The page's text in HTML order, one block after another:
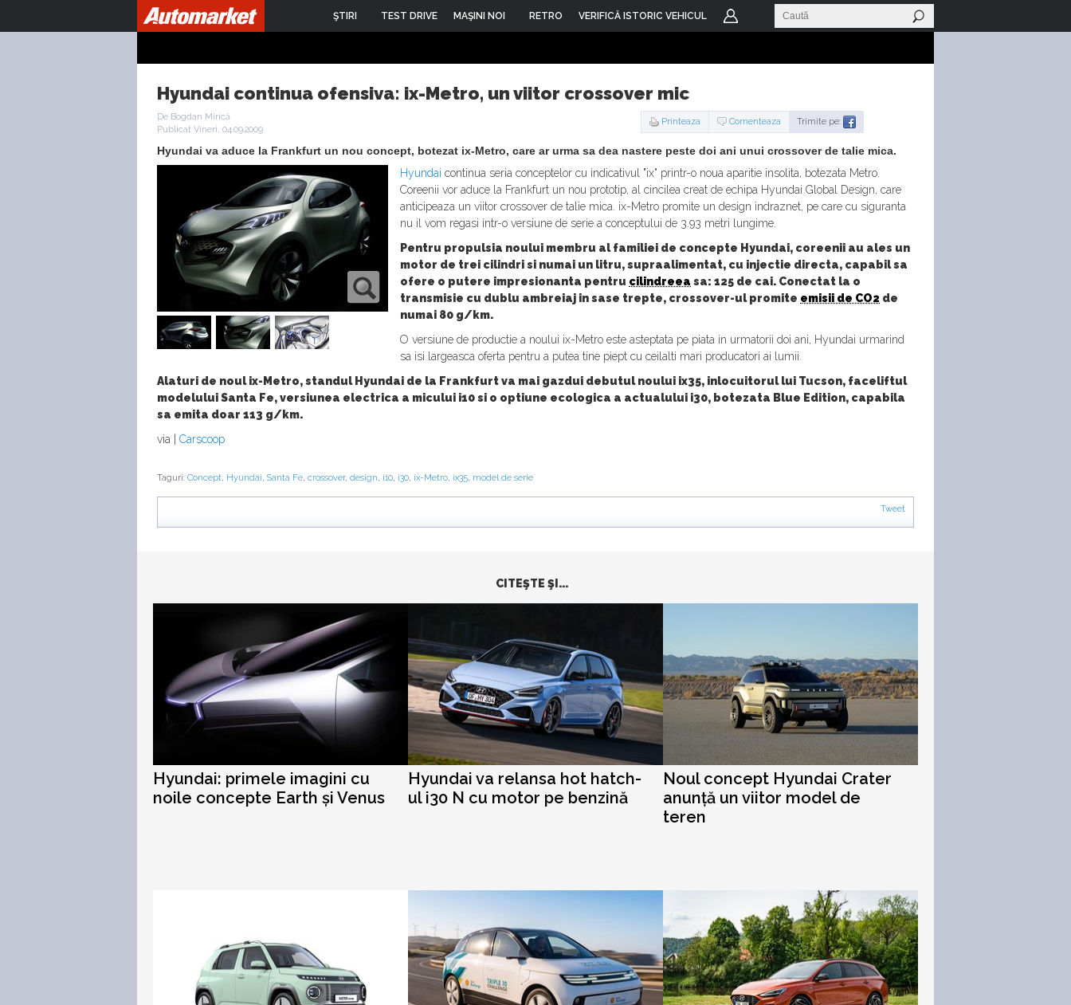
ŞTIRI TEST DRIVE MAŞINI NOI RETRO VERIFICĂ ISTORIC VEHICUL
Hyundai continua ofensiva: ix-Metro, un viitor crossover mic
De Bogdan Mirică
Publicat Vineri, 04.09.2009
Printeaza Comenteaza Trimite pe:
Hyundai va aduce la Frankfurt un nou concept, botezat ix-Metro, care ar urma sa dea nastere peste doi ani unui crossover de talie mica.
Hyundai continua seria conceptelor cu indicativul "ix" printr-o noua aparitie insolita, botezata Metro.
Coreenii vor aduce la Frankfurt un nou prototip, al cincilea creat de echipa Hyundai Global Design, care
anticipeaza un viitor crossover de talie mica. ix-Metro promite un design indraznet, pe care cu siguranta
nu il vom regasi intr-o versiune de serie a conceptului de 3.93 metri lungime.
Pentru propulsia noului membru al familiei de concepte Hyundai, coreenii au ales un
motor de trei cilindri si numai un litru, supraalimentat, cu injectie directa, capabil sa
ofere o putere impresionanta pentru cilindreea sa: 125 de cai. Conectat la o
transmisie cu dublu ambreiaj in sase trepte, crossover-ul promite emisii de CO2 de
numai 80 g/km.
O versiune de productie a noului ix-Metro este asteptata pe piata in urmatorii doi ani, Hyundai urmarind
sa isi largeasca oferta pentru a putea tine piept cu ceilalti mari producatori ai lumii.
Alaturi de noul ix-Metro, standul Hyundai de la Frankfurt va mai gazdui debutul noului ix35, inlocuitorul lui Tucson, faceliftul
modelului Santa Fe, versiunea electrica a micului i10 si o optiune ecologica a actualului i30, botezata Blue Edition, capabila
sa emita doar 113 g/km.
via | Carscoop
Taguri: Concept, Hyundai, Santa Fe, crossover, design, i10, i30, ix-Metro, ix35, model de serie
Tweet
CITEŞTE ŞI...
Hyundai: primele imagini cu
noile concepte Earth și Venus
Hyundai va relansa hot hatch-
ul i30 N cu motor pe benzină
Noul concept Hyundai Crater
anunță un viitor model de
teren